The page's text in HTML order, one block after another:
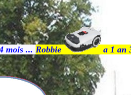
mois ...Robbie
a 1 an